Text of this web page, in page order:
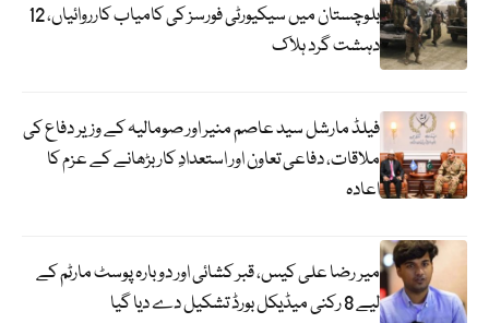
بلوچستان میں سیکیورٹی فورسز کی کامیاب کارروائیاں، 12
دہشت گرد ہلاک
فیلڈ مارشل سید عاصم منیر اور صومالیہ کے وزیر دفاع کی
ملاقات، دفاعی تعاون اور استعدادِ کار بڑھانے کے عزم کا
اعادہ
میر رضا علی کیس، قبر کشائی اور دوبارہ پوسٹ مارٹم کے
لیے 8 رکنی میڈیکل بورڈ تشکیل دے دیا گیا